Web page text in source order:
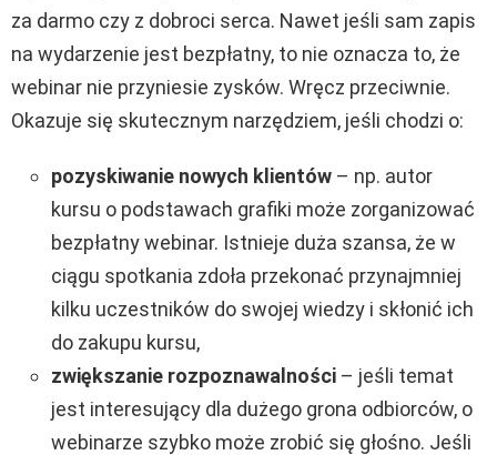
za darmo czy z dobroci serca. Nawet jeśli sam zapis
na wydarzenie jest bezpłatny, to nie oznacza to, że
webinar nie przyniesie zysków. Wręcz przeciwnie.
Okazuje się skutecznym narzędziem, jeśli chodzi o:
pozyskiwanie nowych klientów – np. autor
kursu o podstawach grafiki może zorganizować
bezpłatny webinar. Istnieje duża szansa, że w
ciągu spotkania zdoła przekonać przynajmniej
kilku uczestników do swojej wiedzy i skłonić ich
do zakupu kursu,
zwiększanie rozpoznawalności – jeśli temat
jest interesujący dla dużego grona odbiorców, o
webinarze szybko może zrobić się głośno. Jeśli